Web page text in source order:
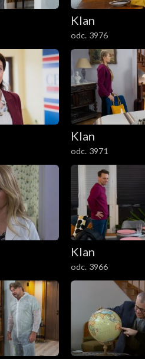
Klan
odc. 3976
Klan
odc. 3971
Klan
odc. 3966